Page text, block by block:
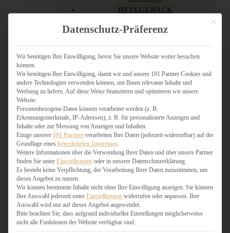
HEFEGEBÄCK
KUCHEN
LOW CARB & GESÜNDER
MY AMERICAN BAKERY
SCHOKOLADIGES
SÜSSES HAUPTGERICHT
TÖRTCHEN
VEGAN SÜSS
WEIHNACHTSBÄCKEREI
HERZHAFT
BURGER & SANDWICHES
FIX AUF DEM TISCH
FLEISCH & FISCH
GRILLEN / BARBECUE
Mit
Datenschutz-Präferenz
Wir benötigen Ihre Einwilligung, bevor Sie unsere Website weiter besuchen
können.
Wir benötigen Ihre Einwilligung, damit wir und unsere 191 Partner Cookies und
andere Technologien verwenden können, um Ihnen relevante Inhalte und
Werbung zu liefern. Auf diese Weise finanzieren und optimieren wir unsere
Website.
Personenbezogene Daten können verarbeitet werden (z. B.
Erkennungsmerkmale, IP-Adressen), z. B. für personalisierte Anzeigen und
Inhalte oder zur Messung von Anzeigen und Inhalten.
Einige unserer 191 Partner verarbeiten Ihre Daten (jederzeit widerrufbar) auf der
Grundlage eines berechtigten Interesses
Weitere Informationen über die Verwendung Ihrer Daten und über unsere Partner
finden Sie unter Einstellungen oder in unserer Datenschutzerklärung.
Es besteht keine Verpflichtung, der Verarbeitung Ihrer Daten zuzustimmen, um
dieses Angebot zu nutzen.
Wir können bestimmte Inhalte nicht ohne Ihre Einwilligung anzeigen. Sie können
Ihre Auswahl jederzeit unter Einstellungen widerrufen oder anpassen. Ihre
Auswahl wird nur auf dieses Angebot angewendet.
Bitte beachten Sie, dass aufgrund individueller Einstellungen möglicherweise
nicht alle Funktionen der Website verfügbar sind.